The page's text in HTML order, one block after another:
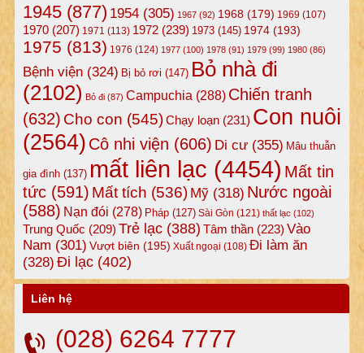
1945(877) 1954(305) 1967(92) 1968(179) 1969 (107)
1970(207) 1971 (113) 1972(239) 1973(145) 1974(193)
1975 (813) 1976 (124) 1977(100) 1978(91) 1979(99) 1980(86)
Bệnh viện(324) Bị bỏ rơi (147) Bỏ nhà đi
(2102) Bỏ đi(87) Campuchia (288) Chiến tranh
(632) Cho con (545)Chạy loạn(231) Con nuôi
(2564) Cô nhi viện (606) Di cư(355) Mâu thuẫn
gia đình(137) mất liên lạc (4454) Mất tin
tức(591) Mất tích (536) Mỹ(318) Nước ngoài
(588) Nạn đói (278) Pháp(127) Sài Gòn (121) thất lạc (102)
Trung Quốc (209) Trẻ lạc(388) Tâm thần(223) Vào
Nam (301) Vượt biên (195) Xuất ngoại (108) Đi làm ăn
(328) Đi lạc(402)
Liên hệ
(028) 6264 7777